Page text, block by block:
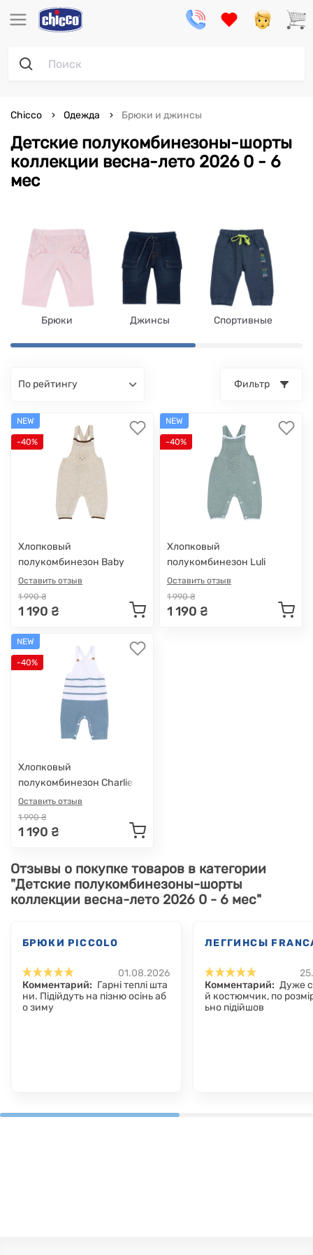
Детские полукомбинезоны-шорты
коллекции весна-лето 2026 0 - 6
мес
Chicco Одежда Брюки и джинсы
Брюки Джинсы Спортивные
по рейтингу Фильтр
NEW
-40%
Хлопковый
полукомбинезон Baby
Cloud
Оставить отзыв
1 990 ₴
1 190 ₴
NEW
-40%
Хлопковый
полукомбинезон Luli
Оставить отзыв
1 990 ₴
1 190 ₴
NEW
-40%
Хлопковый
полукомбинезон Charlie
Оставить отзыв
1 990 ₴
1 190 ₴
Отзывы о покупке товаров в категории
"Детские полукомбинезоны-шорты
коллекции весна-лето 2026 0 - 6 мес"
БРЮКИ PICCOLO
01.08.2026
Комментарий: Гарні теплі шта
ни. Підійдуть на пізню осінь аб
о зиму
ЛЕГГИНСЫ
Комментарий: Дуже
й костюмчик, по
ьно підійшов